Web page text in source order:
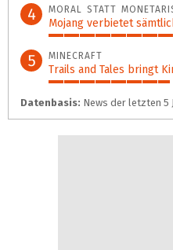
4 MORAL STATT
Mojang verbietet
54%
5 MINECRAFT
Trails and Tales bringt
43%
Datenbasis: News der letzten 5